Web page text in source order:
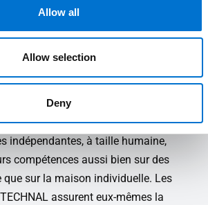
Allow all
Allow selection
Deny
de votre projet.
la pose, votre Aluminier
accompagne
des Aluminiers Agréés TECHNAL
indépendantes, à taille humaine,
compétences aussi bien sur des
que sur la maison individuelle. Les
assurent eux-mêmes la